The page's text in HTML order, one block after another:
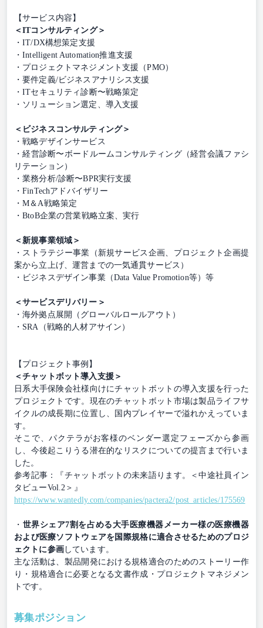
【サービス内容】
＜ITコンサルティング＞
・IT/DX構想策定支援
・Intelligent Automation推進支援
・プロジェクトマネジメント支援（PMO）
・要件定義/ビジネスアナリシス支援
・ITセキュリティ診断〜戦略策定
・ソリューション選定、導入支援
＜ビジネスコンサルティング＞
・戦略デザインサービス
・経営診断〜ボードルームコンサルティング（経営会議ファシ
リテーション）
・業務分析/診断〜BPR実行支援
・FinTechアドバイザリー
・M＆A戦略策定
・BtoB企業の営業戦略立案、実行
＜新規事業領域＞
・ストラテジー事業（新規サービス企画、プロジェクト企画提
案から立上げ、運営までの一気通貫サービス）
・ビジネスデザイン事業（Data Value Promotion等）等
＜サービスデリバリー＞
・海外拠点展開（グローバルロールアウト）
・SRA（戦略的人材アサイン）
【プロジェクト事例】
＜チャットボット導入支援＞
日系大手保険会社様向けにチャットボットの導入支援を行った
プロジェクトです。現在のチャットボット市場は製品ライフサ
イクルの成長期に位置し、国内プレイヤーで溢れかえっていま
す。
そこで、パクテラがお客様のベンダー選定フェーズから参画
し、今後起こりうる潜在的なリスクについての提言まで行いま
した。
参考記事：『チャットボットの未来語ります。＜中途社員イン
タビューVol.2＞』
https://www.wantedly.com/companies/pactera2/post_articles/175569
・ 世界シェア7割を占める大手医療機器メーカー様の医療機器
および医療ソフトウェアを国際規格に適合させるためのプロジ
ェクトに参画しています。
主な活動は、製品開発における規格適合のためのストーリー作
り・規格適合に必要となる文書作成・プロジェクトマネジメン
トです。
募集ポジション